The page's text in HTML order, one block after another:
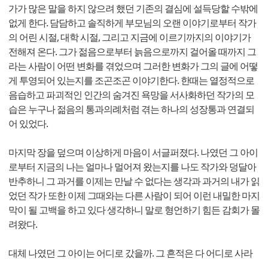
가가 많은 말을 하지 않으려 했던 기존의 결심에 설득당할 수밖에
없게 한다. 담담하고 솔직하게 부모님의 오랜 이야기로부터 작가
의 어린 시절, 대학 시절, 그리고 지금에 이르기까지의 이야기가
전해져 온다. 그가 젊음으로부터 늙음으로까지 걸어올 때까지 그
라는 사람이 어떤 변화를 겪었으며 그러한 변화가 그의 글에 어떻
게 투영되어 있는지를 조곤조곤 이야기한다. 한때는 열정적으로
음습하고 파괴적인 인간의 숨겨진 욕망을 서사화하던 작가의 모
습은 누구나 젊음의 통과의례처럼 겪는 하나의 성장통과 연결되
어 있었다.
마지막 장을 덮으며 이상하게 마음이 서글퍼졌다. 나였던 그 아이
로부터 지금의 나는 얼마나 멀어져 왔는지를 나도 작가와 덩달아
반추하니 그 과거를 이제는 만날 수 없다는 생각과 과거의 내가 읽
었던 작가 또한 이제 그때와는 다른 사람이 되어 이런 내밀한 마지
막이 될 고백을 하고 있다 생각하니 말로 형언하기 힘든 감회가 몰
려왔다.
대체 나였던 그 아이는 어디로 갔을까. 그 흔적은 다 어디로 사라